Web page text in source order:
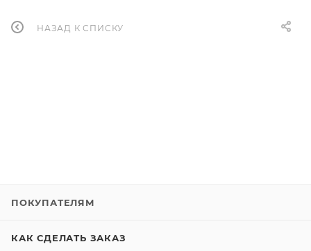
НАЗАД К СПИСКУ
ПОКУПАТЕЛЯМ
КАК СДЕЛАТЬ ЗАКАЗ